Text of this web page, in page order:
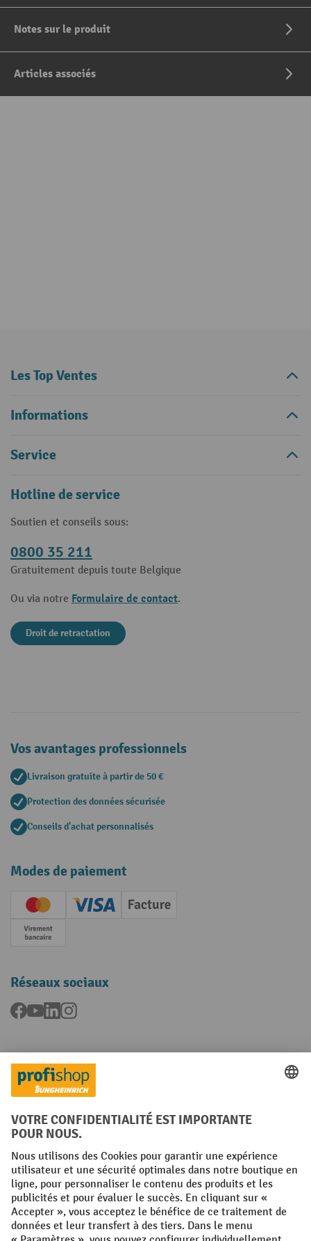
Notes sur le produit
Articles associés
Les Top Ventes
Informations
Service
Hotline de service
Soutien et conseils sous:
0800 35 211
Gratuitement depuis toute Belgique
Ou via notre Formulaire de contact.
Droit de retractation
Vos avantages professionnels
Livraison gratuite à partir de 50 €
Protection des données sécurisée
Conseils d'achat personnalisés
Modes de paiement
Creditcard (Master)Creditcard (Visa)
Facture
Paiement anticipé
Réseaux sociaux
Facebook
YouTubeLinkedInInstagram
Langues
FR NL
Conditions générales Mentions légales
Protection des Données Politique de cookies
All prices excl. VAT plusshipping costsand possible delivery charges,
if not stated otherwise.